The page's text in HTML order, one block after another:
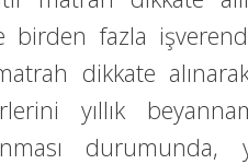
birden fazla
dikkate
yıllık
durumunda,